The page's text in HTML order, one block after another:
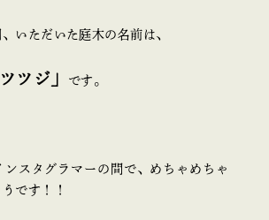
いただいた庭木の名前は、
ツジ」 です。
ンスタグラマーの間で、めちゃめちゃ
です！！